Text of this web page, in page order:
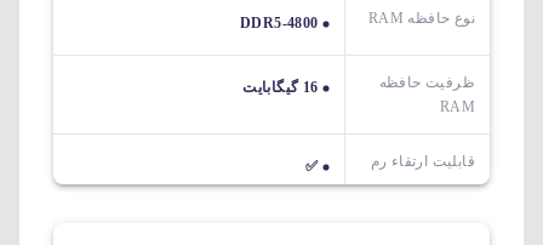
نوع حافظه RAM DDR5-4800
ظرفیت حافظه
RAM
16 گیگابایت
قابلیت ارتقاء رم ✅